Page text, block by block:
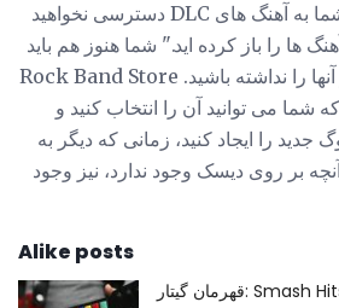
به علاوه، به طور قطع شما به آهنگ های DLC دسترسی نخواهید
ها را باز کرده اید." شما هنوز هم باید
آنها را خریداری کنید اگر آنها را نداشته باشید. Rock Band Store
می توانید آن را انتخاب کنید و
جدید را ایجاد کنید، زمانی که دیگر به
بر روی دیسک وجود ندارد، نیز وجود
Alike posts